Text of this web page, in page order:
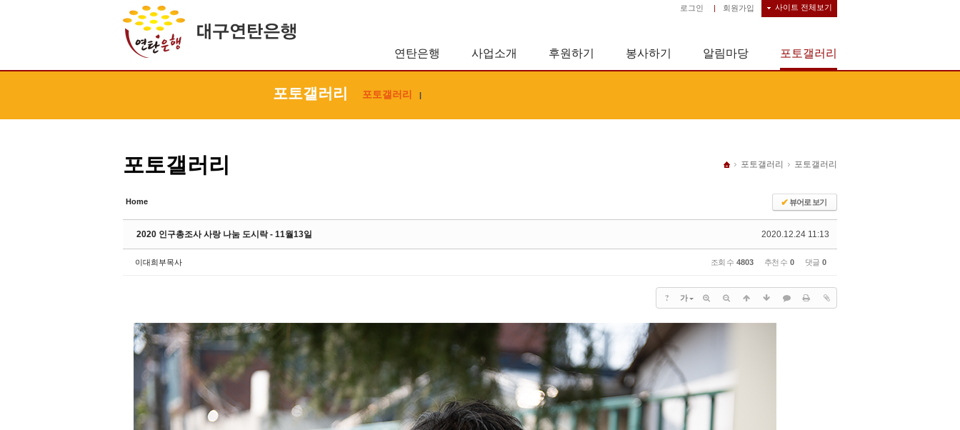
사이트 전체보기
로그인 | 회원가입
연탄은행 사업소개 후원하기 봉사하기 알림마당 포토갤러리
포토갤러리 포토갤러리 |
포토갤러리 포토갤러리 포토갤러리
Home ✔뷰어로 보기
2020.12.24 11:13
2020 인구총조사 사랑 나눔 도시락 - 11월13일
이대희부목사 조회 수 4803 추천 수 0 댓글 0
? 가